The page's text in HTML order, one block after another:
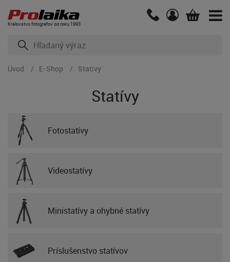
Kráľovstvo fotografov od roku 1993
Úvod E-Shop Statívy
Statívy
Fotostatívy
Videostatívy
Ministatívy a ohybné statívy
Príslušenstvo statívov